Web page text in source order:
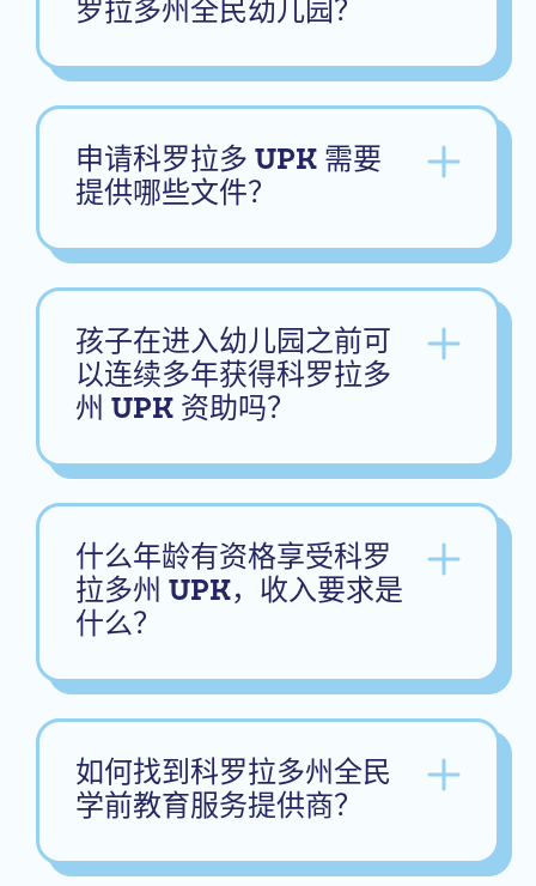
罗拉多州全民幼儿园？
申请科罗拉多 UPK 需要
提供哪些文件？
孩子在进入幼儿园之前可
以连续多年获得科罗拉多
州 UPK 资助吗？
什么年龄有资格享受科罗
拉多州 UPK，收入要求是
什么？
如何找到科罗拉多州全民
学前教育服务提供商？